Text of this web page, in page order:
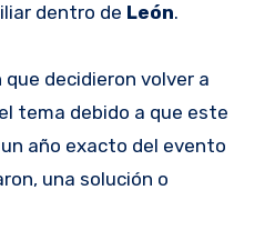
dentro de León.
decidieron volver a
tema debido a que este
año exacto del evento
una solución o